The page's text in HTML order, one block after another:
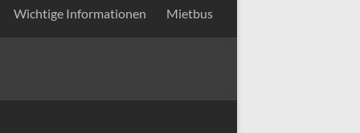
Wichtige Informationen Mietbus